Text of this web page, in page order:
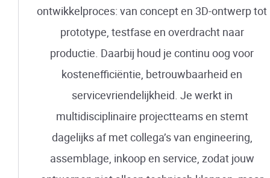
ontwikkelproces: van concept en 3D-ontwerp tot
prototype, testfase en overdracht naar
productie. Daarbij houd je continu oog voor
kostenefficiëntie, betrouwbaarheid en
servicevriendelijkheid. Je werkt in
multidisciplinaire projectteams en stemt
dagelijks af met collega’s van engineering,
assemblage, inkoop en service, zodat jouw